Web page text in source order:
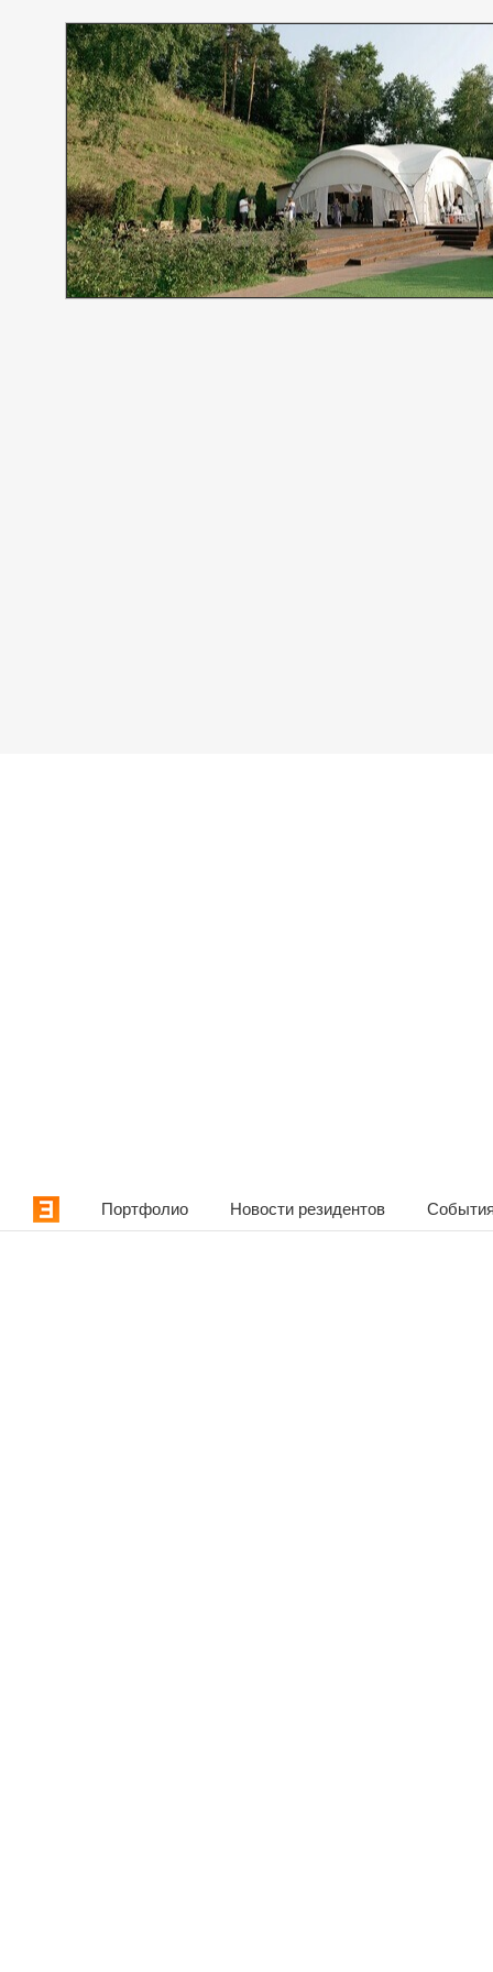
Портфолио Новости резидентов